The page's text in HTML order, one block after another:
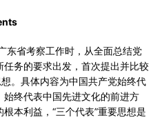
省考察工作时，从全面总结党
务的要求出发，首次提出并比较
。具体内容为中国共产党始终代
终代表中国先进文化的前进方
本利益，“三个代表”重要思想是